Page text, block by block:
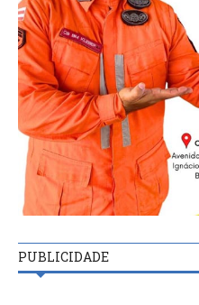
PUBLICIDADE